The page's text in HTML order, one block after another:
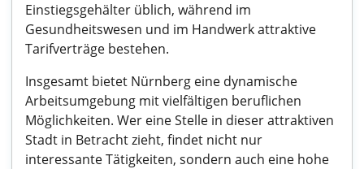
Einstiegsgehälter üblich, während im
Gesundheitswesen und im Handwerk attraktive
Tarifverträge bestehen.
Insgesamt bietet Nürnberg eine dynamische
Arbeitsumgebung mit vielfältigen beruflichen
Möglichkeiten. Wer eine Stelle in dieser attraktiven
Stadt in Betracht zieht, findet nicht nur
interessante Tätigkeiten, sondern auch eine hohe